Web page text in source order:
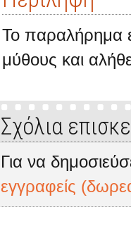
Το παραλήρημα
μύθους και
Σχόλια
Για να
εγγραφείς